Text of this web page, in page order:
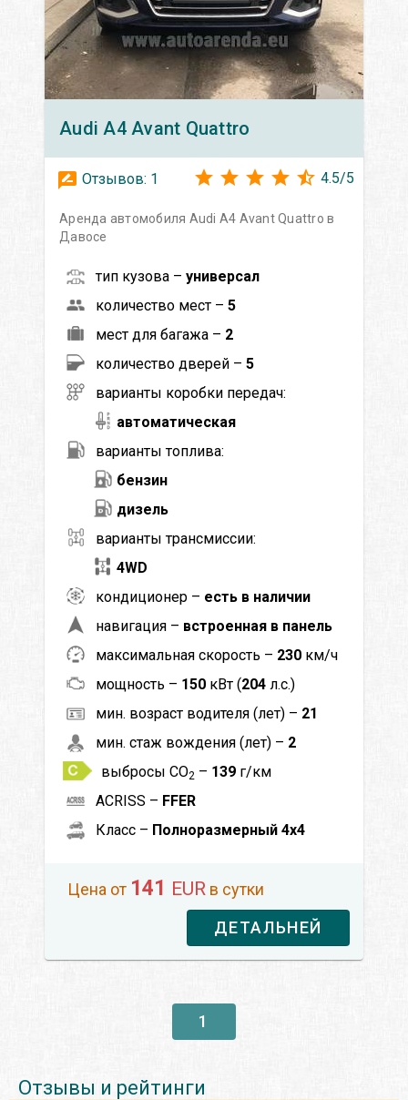
Audi A4 Avant Quattro
Отзывов: 1 4.5/5
Аренда автомобиля Audi A4 Avant Quattro в
Давосе
тип кузова – универсал
количество мест – 5
мест для багажа – 2
количество дверей – 5
варианты коробки передач:
автоматическая
варианты топлива:
бензин
дизель
варианты трансмиссии:
4WD
кондиционер – есть в наличии
навигация – встроенная в панель
максимальная скорость – 230 км/ч
мощность – 150 кВт (204 л.с.)
мин. возраст водителя (лет) – 21
мин. стаж вождения (лет) – 2
выбросы CO2 – 139 г/км
ACRISS – FFER
Класс – Полноразмерный 4x4
Цена от 141 EUR в сутки
ДЕТАЛЬНЕЙ
1
Отзывы и рейтинги